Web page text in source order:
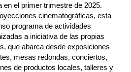
en el primer trimestre de 2025.
cinematográficas, esta
programa de actividades
a iniciativa de las propias
que abarca desde exposiciones
mesas redondas, conciertos,
de productos locales, talleres y